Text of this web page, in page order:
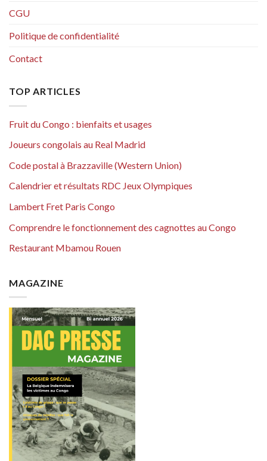
CGU
Politique de confidentialité
Contact
TOP ARTICLES
Fruit du Congo : bienfaits et usages
Joueurs congolais au Real Madrid
Code postal à Brazzaville (Western Union)
Calendrier et résultats RDC Jeux Olympiques
Lambert Fret Paris Congo
Comprendre le fonctionnement des cagnottes au Congo
Restaurant Mbamou Rouen
MAGAZINE